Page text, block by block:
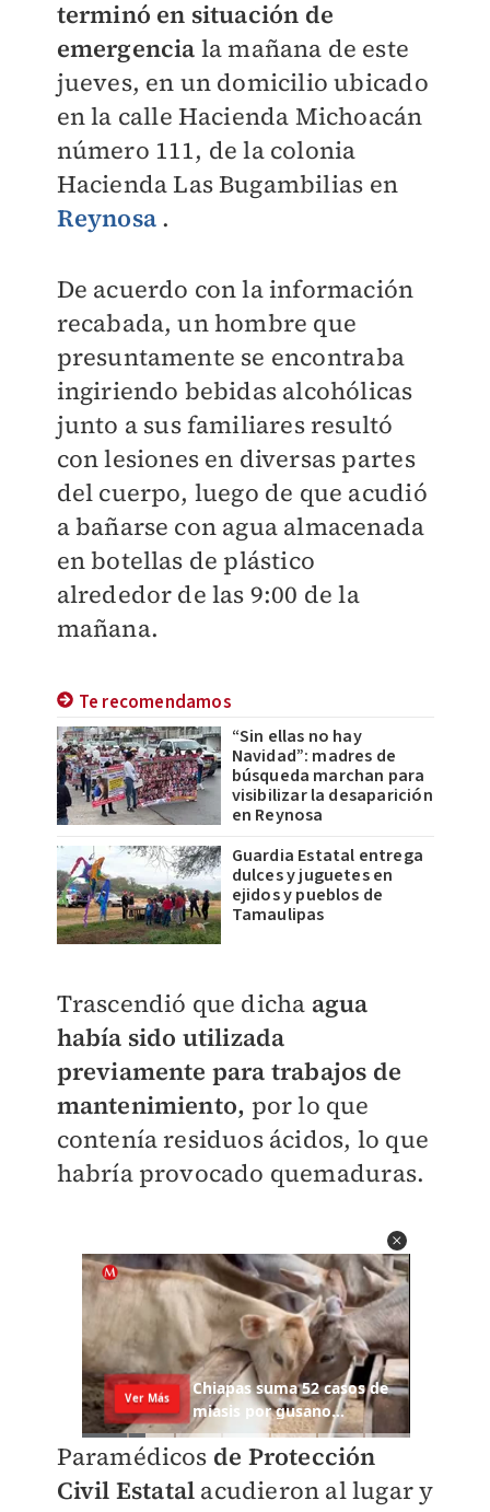
terminó en situación de
emergencia la mañana de este
jueves, en un domicilio ubicado
en la calle Hacienda Michoacán
número 111, de la colonia
Hacienda Las Bugambilias en
Reynosa.
De acuerdo con la información
recabada, un hombre que
presuntamente se encontraba
ingiriendo bebidas alcohólicas
junto a sus familiares resultó
con lesiones en diversas partes
del cuerpo, luego de que acudió
a bañarse con agua almacenada
en botellas de plástico
alrededor de las 9:00 de la
mañana.
Te recomendamos
“Sin ellas no hay
Navidad”: madres de
búsqueda marchan para
visibilizar la desaparición
en Reynosa
Guardia Estatal entrega
dulces y juguetes en
ejidos y pueblos de
Tamaulipas
Trascendió que dicha agua
había sido utilizada
previamente para trabajos de
mantenimiento, por lo que
contenía residuos ácidos, lo que
habría provocado quemaduras.
Paramédicos de Protección
Civil Estatal acudieron al lugar y